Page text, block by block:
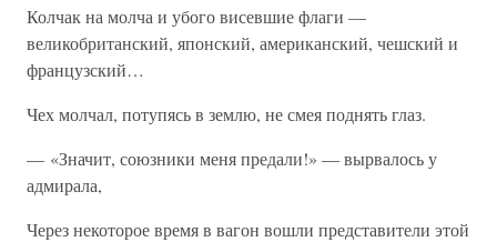
Колчак на молча и убого висевшие флаги —
великобританский, японский, американский, чешский и
французский…
Чех молчал, потупясь в землю, не смея поднять глаз.
— «Значит, союзники меня предали!» — вырвалось у
адмирала,
Через некоторое время в вагон вошли представители этой